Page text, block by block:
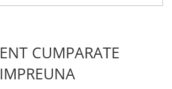
CUMPARATE
IMPREUNA